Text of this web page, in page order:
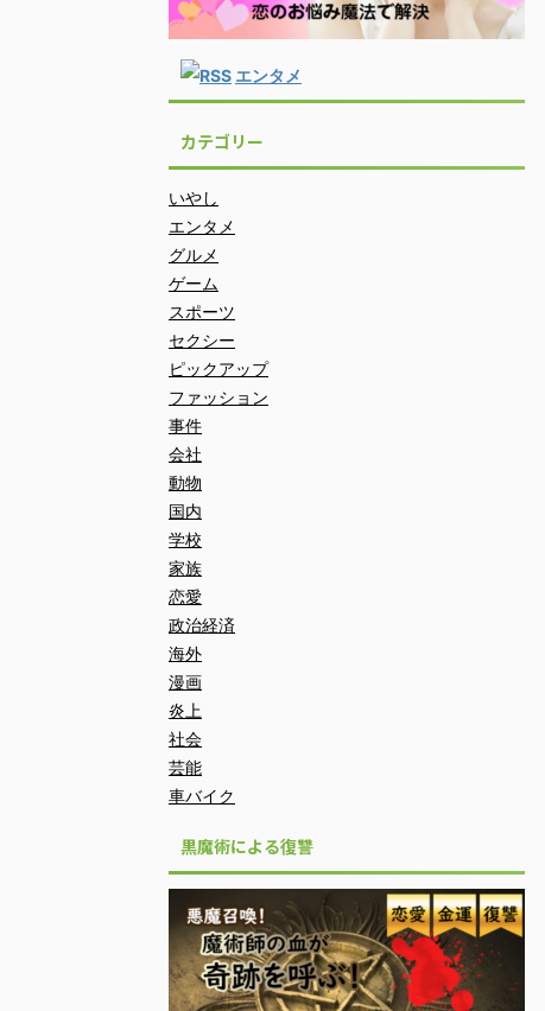
エンタメ
カテゴリー
いやし
エンタメ
グルメ
ゲーム
スポーツ
セクシー
ピックアップ
ファッション
事件
会社
動物
国内
学校
家族
恋愛
政治経済
海外
漫画
炎上
社会
芸能
車バイク
黒魔術による復讐